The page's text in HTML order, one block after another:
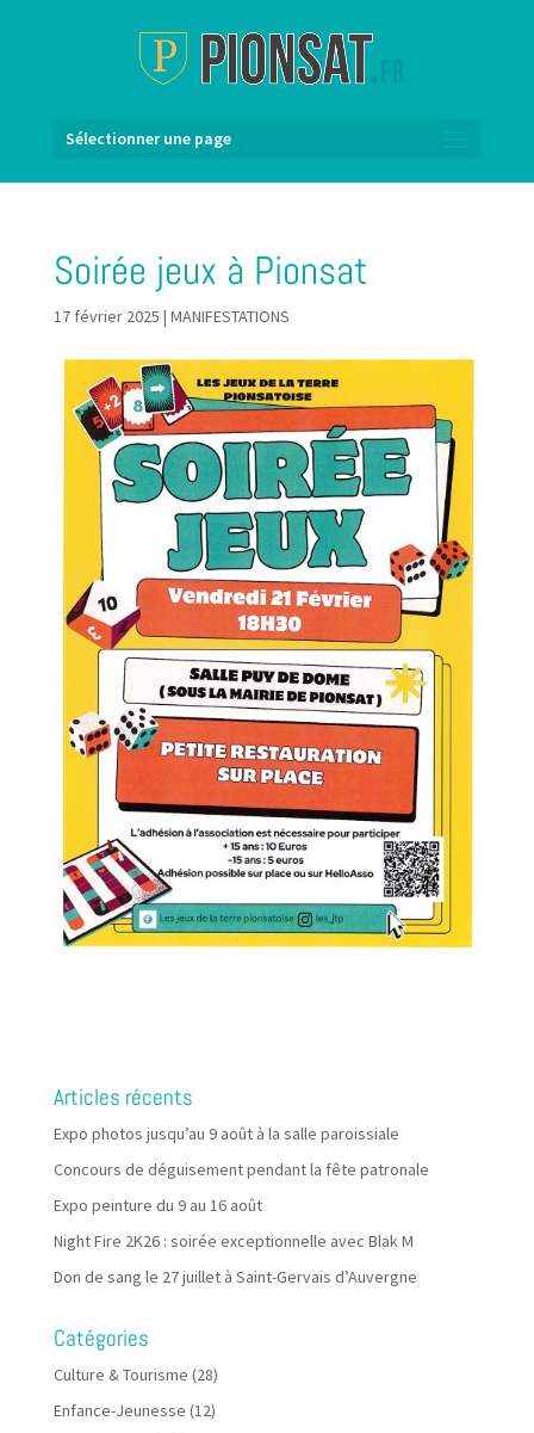
Sélectionner une page
Soirée jeux à Pionsat
17 février 2025 | MANIFESTATIONS
Articles récents
Expo photos jusqu’au 9 août à la salle paroissiale
Concours de déguisement pendant la fête patronale
Expo peinture du 9 au 16 août
Night Fire 2K26 : soirée exceptionnelle avec Blak M
Don de sang le 27 juillet à Saint-Gervais d’Auvergne
Catégories
Culture & Tourisme (28)
Enfance-Jeunesse (12)